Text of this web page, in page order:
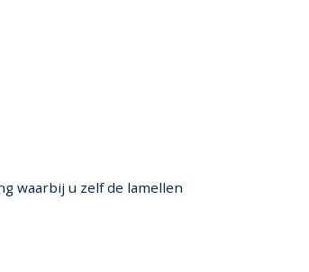
waarbij u zelf de lamellen